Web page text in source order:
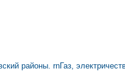
районы. rnГаз,